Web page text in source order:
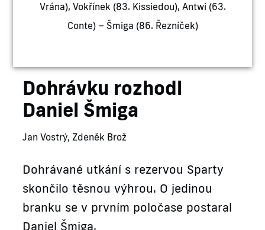
Vrána), Vokřínek (83. Kissiedou), Antwi (63.
Conte) – Šmiga (86. Řezníček)
Dohrávku rozhodl
Daniel Šmiga
Jan Vostrý, Zdeněk Brož
Dohrávané utkání s rezervou Sparty
skončilo těsnou výhrou. O jedinou
branku se v prvním poločase postaral
Daniel Šmiga.